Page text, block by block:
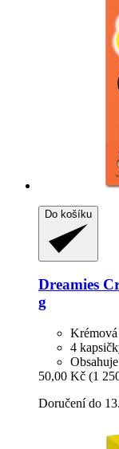
Do košíku
Dreamies
g
4
50,00 Kč (1
Doručení do